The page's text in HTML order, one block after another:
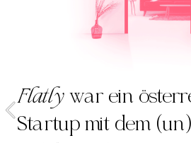
Flatly war ein
Startup mit dem